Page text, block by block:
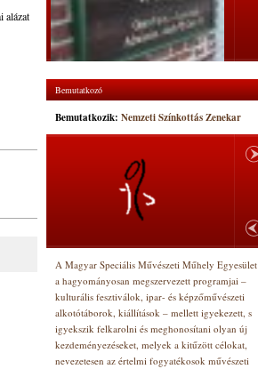
alázat
Bemutatkozó
Bemutatkozik: Nemzeti Színkottás Zenekar
A Magyar Speciális Művészeti Műhely Egyesület
a hagyományosan megszervezett programjai –
kulturális fesztiválok, ipar- és képzőművészeti
alkotótáborok, kiállítások – mellett igyekezett, s
igyekszik felkarolni és meghonosítani olyan új
kezdeményezéseket, melyek a kitűzött célokat,
nevezetesen az értelmi fogyatékosok művészeti